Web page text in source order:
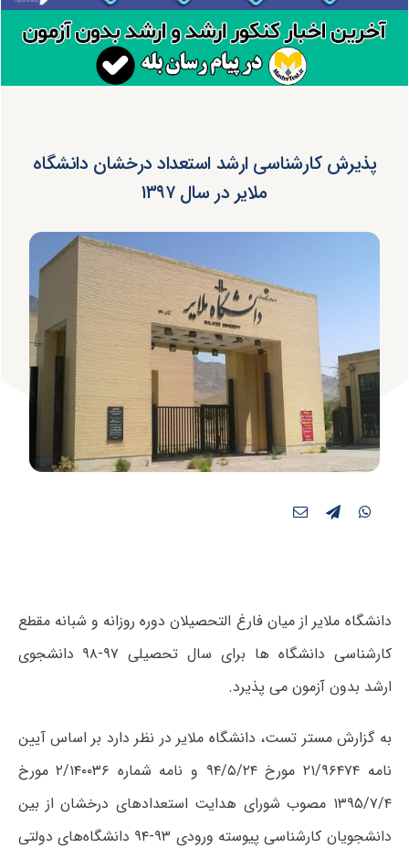
پذیرش کارشناسی ارشد استعداد درخشان دانشگاه
ملایر در سال ۱۳۹۷
دانشگاه ملایر از میان فارغ التحصیلان دوره روزانه و شبانه‌ مقطع
کارشناسی دانشگاه ها برای سال تحصیلی ۹۷-۹۸ دانشجوی
ارشد بدون آزمون می پذیرد.
به گزارش مستر تست، دانشگاه ملایر در نظر دارد بر اساس آیین
نامه ۲۱/۹۶۴۷۴ مورخ ۹۴/۵/۲۴ و نامه شماره ۲/۱۴۰۰۳۶ مورخ
۱۳۹۵/۷/۴ مصوب شورای هدایت استعدادهای درخشان از بین
دانشجویان کارشناسی پیوسته ورودی ۹۳-۹۴ دانشگاه‌های دولتی